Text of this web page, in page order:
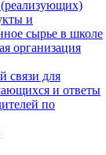
и
сырье в школе
организация
связи для
и ответы
по